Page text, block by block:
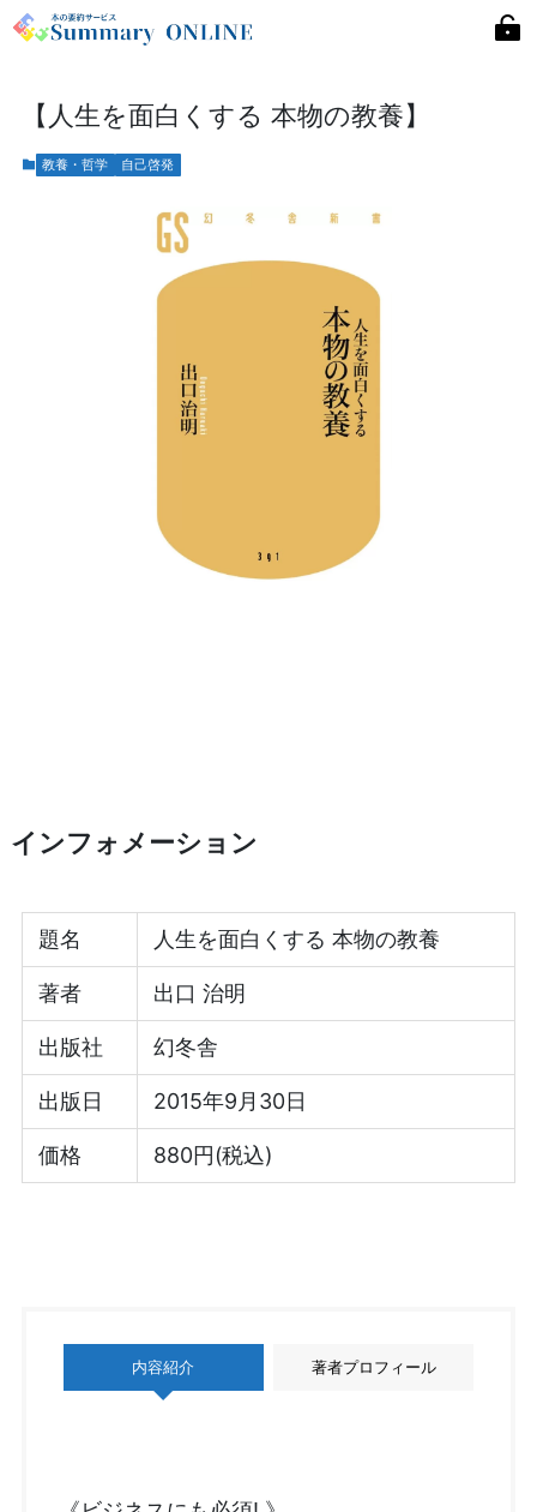
【人生を面白くする 本物の教養】
教養・哲学 自己啓発
インフォメーション
題名 人生を面白くする 本物の教養
著者 出口 治明
出版社 幻冬舎
出版日 2015年9月30日
価格 880円(税込)
内容紹介 著者プロフィール